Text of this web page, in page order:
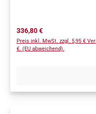
Regulärer Preis:
336,80 €
Preis inkl. MwSt. zzgl. 5,95 €
€. (EU abweichend).